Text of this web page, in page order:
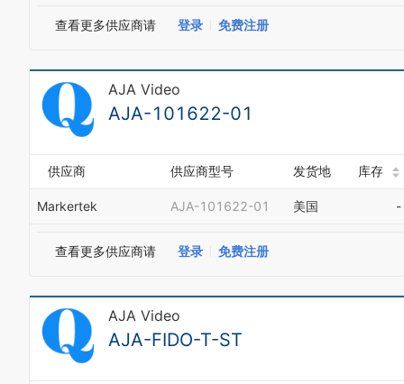
查看更多供应商请 登录 免费注册
AJA Video
AJA-101622-01
供应商 供应商型号 发货地 库存
Markertek AJA-101622-01 美国 -
查看更多供应商请 登录 免费注册
AJA Video
AJA-FIDO-T-ST